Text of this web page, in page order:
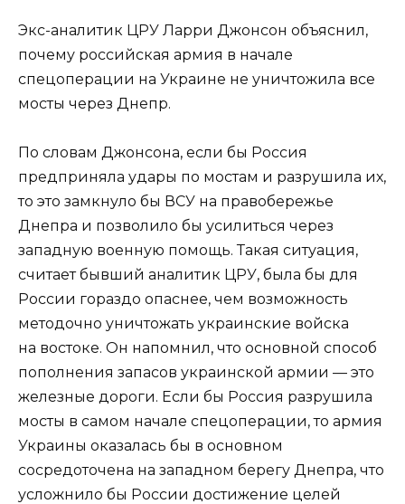
Экс-аналитик ЦРУ Ларри Джонсон объяснил,
почему российская армия в начале
спецоперации на Украине не уничтожила все
мосты через Днепр.
По словам Джонсона, если бы Россия
предприняла удары по мостам и разрушила их,
то это замкнуло бы ВСУ на правобережье
Днепра и позволило бы усилиться через
западную военную помощь. Такая ситуация,
считает бывший аналитик ЦРУ, была бы для
России гораздо опаснее, чем возможность
методочно уничтожать украинские войска
на востоке. Он напомнил, что основной способ
пополнения запасов украинской армии — это
железные дороги. Если бы Россия разрушила
мосты в самом начале спецоперации, то армия
Украины оказалась бы в основном
сосредоточена на западном берегу Днепра, что
усложнило бы России достижение целей